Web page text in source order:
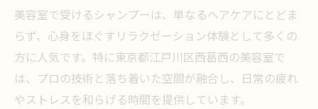
美容室で受けるシャンプーは、単なるヘアケアにとどま
らず、心身をほぐすリラクゼーション体験として多くの
方に人気です。特に東京都江戸川区西葛西の美容室で
は、プロの技術と落ち着いた空間が融合し、日常の疲れ
やストレスを和らげる時間を提供しています。